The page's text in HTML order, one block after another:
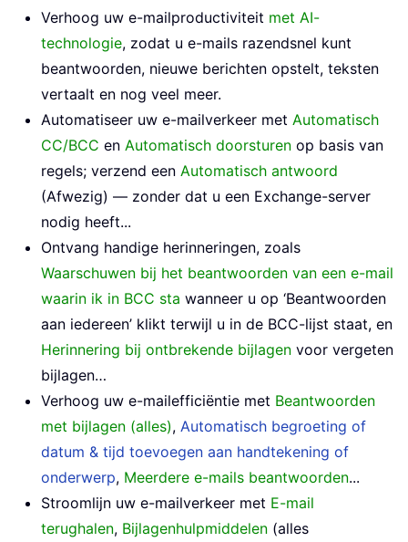
Verhoog uw e-mailproductiviteit met AI-
technologie, zodat u e-mails razendsnel kunt
beantwoorden, nieuwe berichten opstelt, teksten
vertaalt en nog veel meer.
Automatiseer uw e-mailverkeer met Automatisch
CC/BCC en Automatisch doorsturen op basis van
regels; verzend een Automatisch antwoord
(Afwezig) — zonder dat u een Exchange-server
nodig heeft...
Ontvang handige herinneringen, zoals
Waarschuwen bij het beantwoorden van een e-mail
waarin ik in BCC sta wanneer u op ‘Beantwoorden
aan iedereen’ klikt terwijl u in de BCC-lijst staat, en
Herinnering bij ontbrekende bijlagen voor vergeten
bijlagen…
Verhoog uw e-mailefficiëntie met Beantwoorden
met bijlagen (alles), Automatisch begroeting of
datum & tijd toevoegen aan handtekening of
onderwerp, Meerdere e-mails beantwoorden...
Stroomlijn uw e-mailverkeer met E-mail
terughalen, Bijlagenhulpmiddelen (alles